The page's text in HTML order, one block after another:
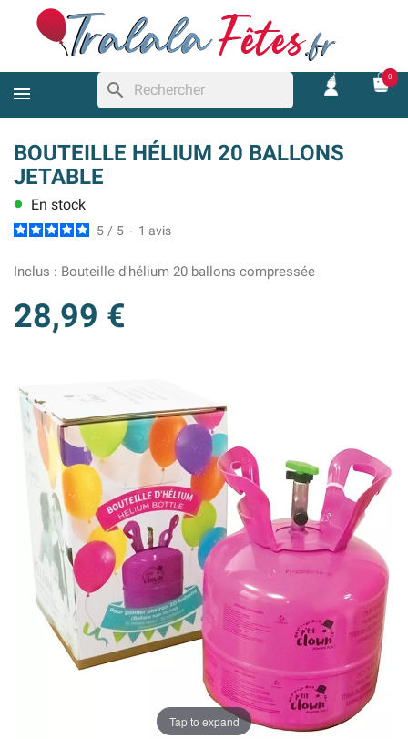
search
0
BOUTEILLE HÉLIUM 20 BALLONS
JETABLE
lens En stock
5 / 5 - 1 avis
Inclus : Bouteille d'hélium 20 ballons compressée
28,99 €
Tap to expand